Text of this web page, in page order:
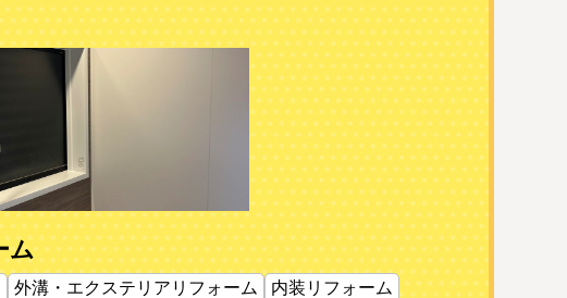
ム
外溝・エクステリアリフォーム
内装リフォーム